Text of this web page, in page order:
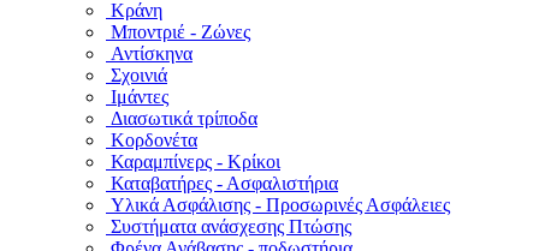
Κράνη
Μποντριέ - Ζώνες
Αντίσκηνα
Σχοινιά
Ιμάντες
Διασωτικά τρίποδα
Κορδονέτα
Καραμπίνερς - Κρίκοι
Καταβατήρες - Ασφαλιστήρια
Υλικά Ασφάλισης - Προσωρινές Ασφάλειες
Συστήματα ανάσχεσης Πτώσης